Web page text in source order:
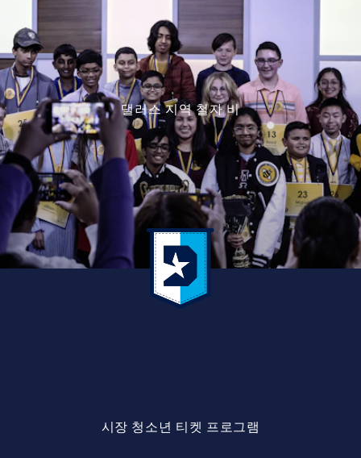
댈러스 지역 철자 비
시장 청소년 티켓 프로그램